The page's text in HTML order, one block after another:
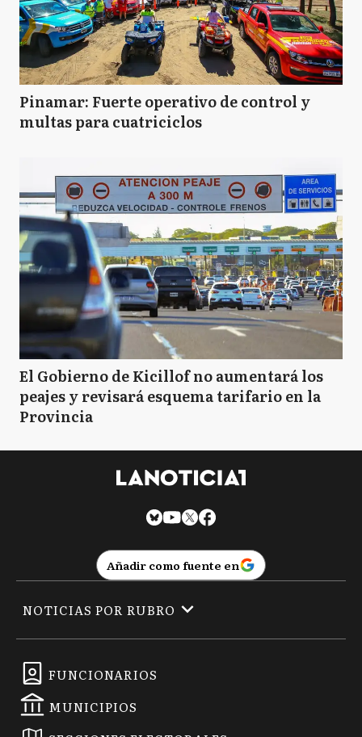
Pinamar: Fuerte operativo de control y
multas para cuatriciclos
El Gobierno de Kicillof no aumentará los
peajes y revisará esquema tarifario en la
Provincia
Añadir como fuente en
FUNCIONARIOS
MUNICIPIOS
NOTICIAS POR RUBRO